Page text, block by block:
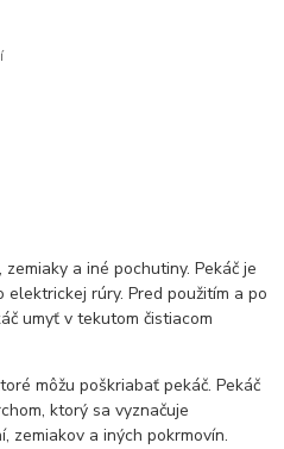
a iné pochutiny. Pekáč je
rúry. Pred použitím a po
umyť v tekutom čistiacom
môžu poškriabať pekáč. Pekáč
ktorý sa vyznačuje
zemiakov a iných pokrmovín.